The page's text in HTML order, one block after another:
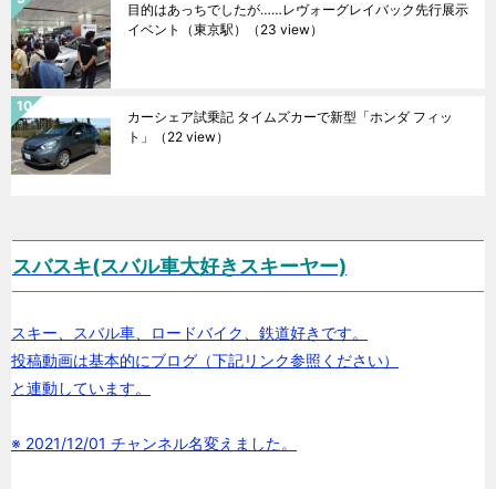
目的はあっちでしたが……レヴォーグレイバック先行展示
イベント（東京駅）
（23 view）
カーシェア試乗記 タイムズカーで新型「ホンダ フィッ
ト」
（22 view）
スバスキ(スバル車大好きスキーヤー)
スキー、スバル車、ロードバイク、鉄道好きです。
投稿動画は基本的にブログ（下記リンク参照ください）
と連動しています。
※ 2021/12/01 チャンネル名変えました。